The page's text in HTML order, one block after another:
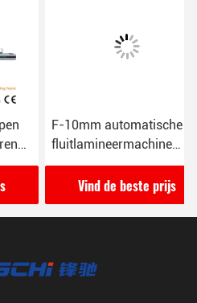
F-10mm automatische
fluitlamineermachine
165M/min 26KW
Vind de beste prijs